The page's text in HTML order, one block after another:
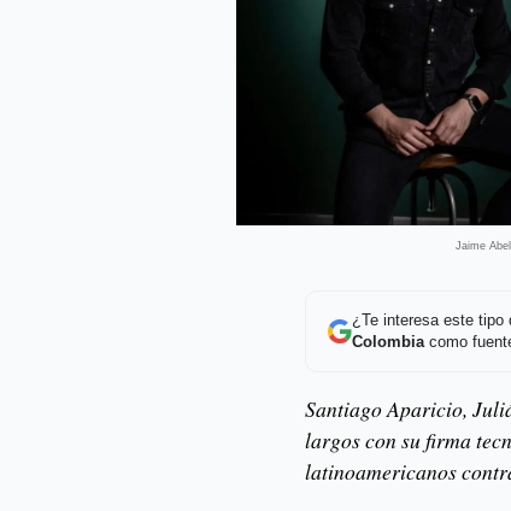
Jaime
¿Te interesa este tipo
Colombiacomo
Santiago Aparicio,
largos con su firma
latinoamericanos